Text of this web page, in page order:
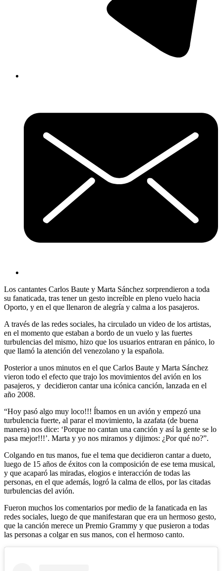
Los cantantes Carlos Baute y Marta Sánchez sorprendieron a toda
su fanaticada, tras tener un gesto increíble en pleno vuelo hacia
Oporto, y en el que llenaron de alegría y calma a los pasajeros.
A través de las redes sociales, ha circulado un video de los artistas,
en el momento que estaban a bordo de un vuelo y las fuertes
turbulencias del mismo, hizo que los usuarios entraran en pánico, lo
que llamó la atención del venezolano y la española.
Posterior a unos minutos en el que Carlos Baute y Marta Sánchez
vieron todo el efecto que trajo los movimientos del avión en los
pasajeros, y decidieron cantar una icónica canción, lanzada en el
año 2008.
“Hoy pasó algo muy loco!!! Íbamos en un avión y empezó una
turbulencia fuerte, al parar el movimiento, la azafata (de buena
manera) nos dice: ‘Porque no cantan una canción y así la gente se lo
pasa mejor!!!’. Marta y yo nos miramos y dijimos: ¿Por qué no?”.
Colgando en tus manos, fue el tema que decidieron cantar a dueto,
luego de 15 años de éxitos con la composición de ese tema musical,
y que acaparó las miradas, elogios e interacción de todas las
personas, en el que además, logró la calma de ellos, por las citadas
turbulencias del avión.
Fueron muchos los comentarios por medio de la fanaticada en las
redes sociales, luego de que manifestaran que era un hermoso gesto,
que la canción merece un Premio Grammy y que pusieron a todas
las personas a colgar en sus manos, con el hermoso canto.